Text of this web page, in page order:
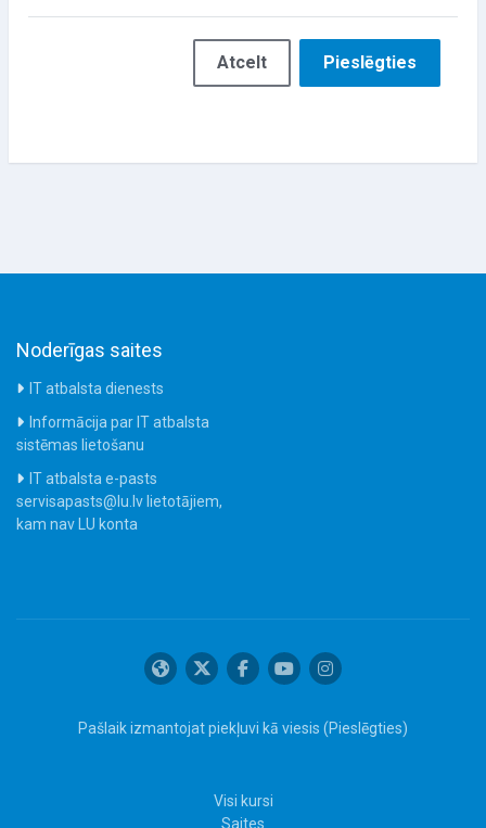
Atcelt Pieslēgties
Noderīgas saites
IT atbalsta dienests
Informācija par IT atbalsta
sistēmas lietošanu
IT atbalsta e-pasts
servisapasts@lu.lv lietotājiem,
kam nav LU konta
Pašlaik izmantojat piekļuvi kā viesis (Pieslēgties)
Visi kursi
Saites